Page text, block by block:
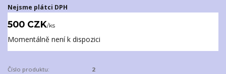
Nejsme plátci DPH
500 CZK/ks
Momentálně není k dispozici
Číslo produktu: 2